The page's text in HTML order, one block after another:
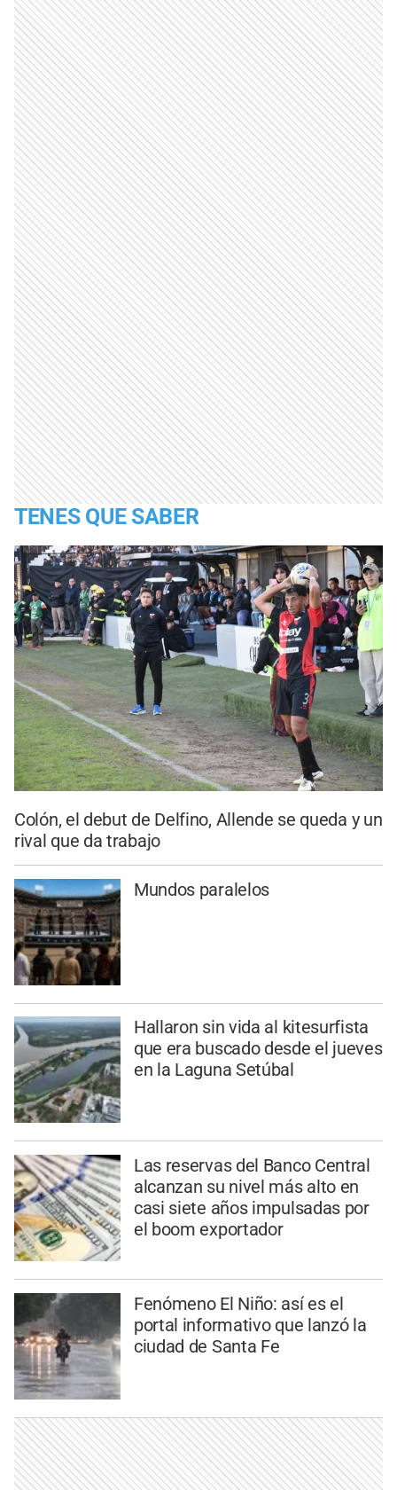
TENES QUE SABER
Colón, el debut de Delfino, Allende se queda y un
rival que da trabajo
Mundos paralelos
Hallaron sin vida al kitesurfista
que era buscado desde el jueves
en la Laguna Setúbal
Las reservas del Banco Central
alcanzan su nivel más alto en
casi siete años impulsadas por
el boom exportador
Fenómeno El Niño: así es el
portal informativo que lanzó la
ciudad de Santa Fe